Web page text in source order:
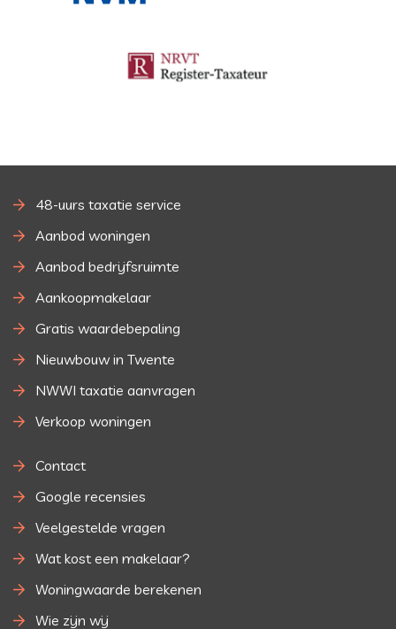
48-uurs taxatie service
Aanbod woningen
Aanbod bedrijfsruimte
Aankoopmakelaar
Gratis waardebepaling
Nieuwbouw in Twente
NWWI taxatie aanvragen
Verkoop woningen
Contact
Google recensies
Veelgestelde vragen
Wat kost een makelaar?
Woningwaarde berekenen
Wie zijn wij